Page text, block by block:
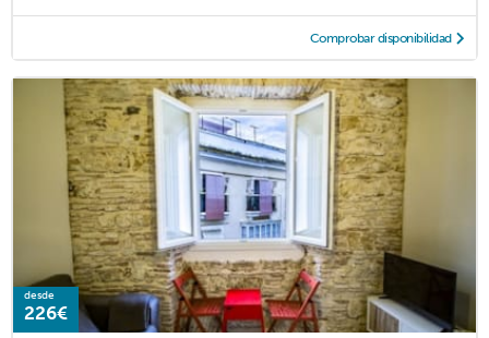
Comprobar disponibilidad
desde
226€